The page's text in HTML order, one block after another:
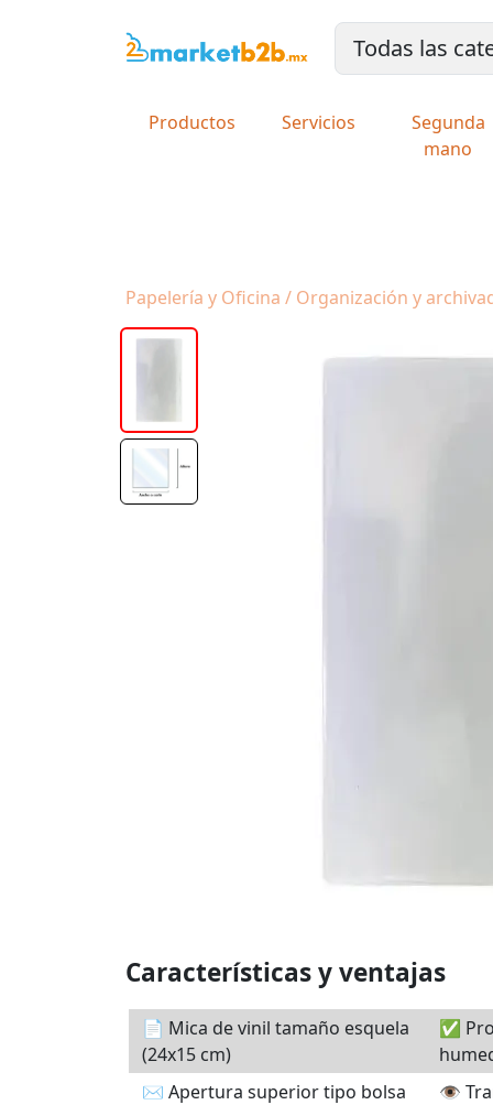
Productos Servicios
Segunda
mano
Papelería y Oficina / Organización y
Características y ventajas
📄 Mica de vinil tamaño esquela
(24x15 cm)
✅
✉️ Apertura superior tipo bolsa
👁️